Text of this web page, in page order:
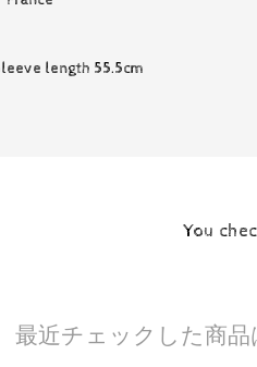
length 55.5cm
You
最近チェックした商品